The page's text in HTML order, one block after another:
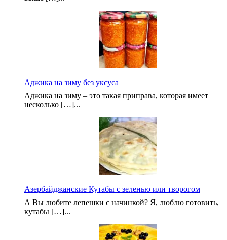
Аджика на зиму без уксуса
Аджика на зиму – это такая приправа, которая имеет
несколько […]...
Азербайджанские Кутабы с зеленью или творогом
А Вы любите лепешки с начинкой? Я, люблю готовить,
кутабы […]...